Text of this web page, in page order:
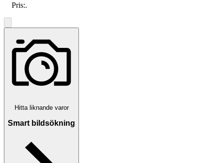
Pris:.
Hitta liknande varor
Smart bildsökning